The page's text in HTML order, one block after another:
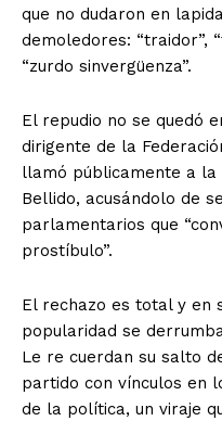
que no dudaron en
demoledores: “traidor”,
“zurdo sinvergüenza”.
El repudio no se quedó
dirigente de la
llamó públicamente a
Bellido, acusándolo de
parlamentarios que
prostíbulo”.
El rechazo es total y en
popularidad se
Le re cuerdan su salto
partido con vínculos en
de la política, un viraje